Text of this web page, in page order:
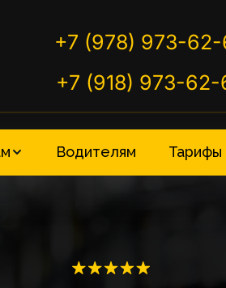
+7 (978) 973-
+7 (918) 973-62-
Водителям Тарифы